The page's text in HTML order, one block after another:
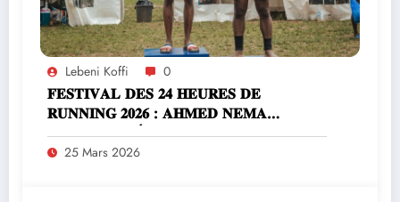
Lebeni Koffi 0
𝐅𝐄𝐒𝐓𝐈𝐕𝐀𝐋 𝐃𝐄𝐒 𝟐𝟒 𝐇𝐄𝐔𝐑𝐄𝐒 𝐃𝐄
𝐑𝐔𝐍𝐍𝐈𝐍𝐆 𝟐𝟎𝟐𝟔 : 𝐀𝐇𝐌𝐄𝐃 𝐍𝐄𝐌𝐀
𝐒𝐔𝐑𝐕𝐎𝐋𝐄 𝐋’É𝐏𝐑𝐄𝐔𝐕𝐄 𝐃𝐄𝐒 𝟑 𝐇𝐄𝐔𝐑𝐄𝐒
25 Mars 2026